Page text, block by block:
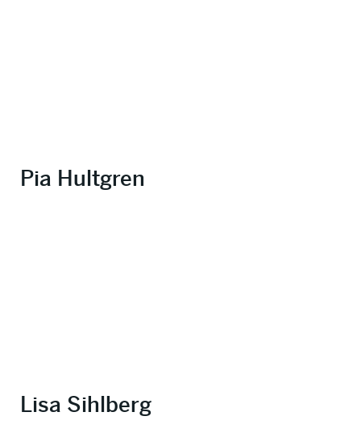
Pia Hultgren
Lisa Sihlberg